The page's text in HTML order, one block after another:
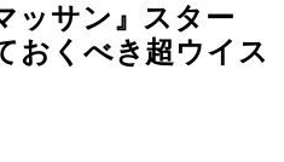
ッサン』スター
おくべき超ウイス